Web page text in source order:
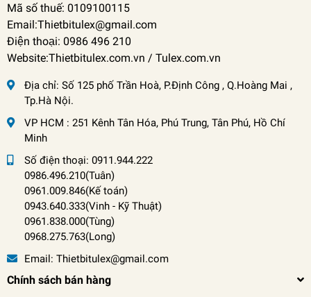
Mã số thuế: 0109100115
Email:Thietbitulex@gmail.com
Điện thoại: 0986 496 210
Website:Thietbitulex.com.vn / Tulex.com.vn
Địa chỉ: Số 125 phố Trần Hoà, P.Định Công , Q.Hoàng Mai ,
Tp.Hà Nội.
VP HCM : 251 Kênh Tân Hóa, Phú Trung, Tân Phú, Hồ Chí
Minh
Số điện thoại: 0911.944.222
0986.496.210(Tuân)
0961.009.846(Kế toán)
0943.640.333(Vinh - Kỹ Thuật)
0961.838.000(Tùng)
0968.275.763(Long)
Email: Thietbitulex@gmail.com
Chính sách bán hàng